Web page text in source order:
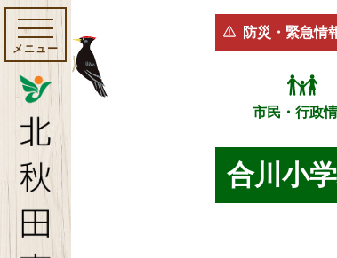
メニュー
防災・緊急情
市民・行政
合川小